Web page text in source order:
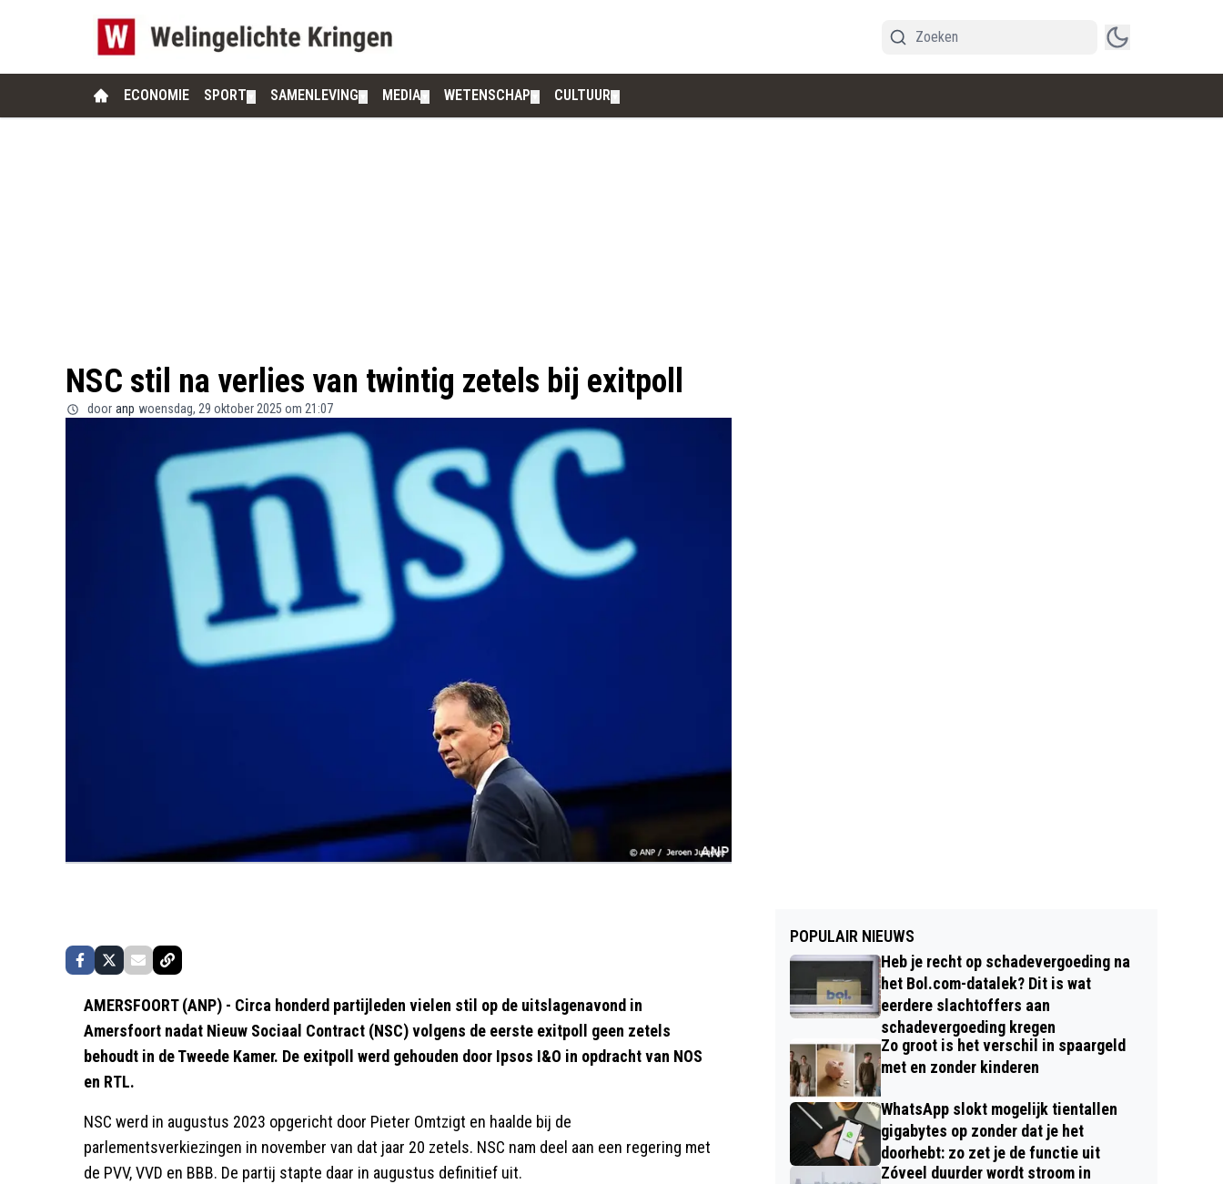
ECONOMIE SPORT SAMENLEVING MEDIA WETENSCHAP CULTUUR
NSC stil na verlies van twintig zetels bij exitpoll
door anp woensdag, 29 oktober 2025 om 21:07
AMERSFOORT (ANP) - Circa honderd partijleden vielen stil op de uitslagenavond in
Amersfoort nadat Nieuw Sociaal Contract (NSC) volgens de eerste exitpoll geen zetels
behoudt in de Tweede Kamer. De exitpoll werd gehouden door Ipsos I&O in opdracht van NOS
en RTL.
NSC werd in augustus 2023 opgericht door Pieter Omtzigt en haalde bij de
parlementsverkiezingen in november van dat jaar 20 zetels. NSC nam deel aan een regering met
de PVV, VVD en BBB. De partij stapte daar in augustus definitief uit.
POPULAIR NIEUWS
Heb je recht op schadevergoeding na
het Bol.com-datalek? Dit is wat
eerdere slachtoffers aan
schadevergoeding kregen
Zo groot is het verschil in spaargeld
met en zonder kinderen
WhatsApp slokt mogelijk tientallen
gigabytes op zonder dat je het
doorhebt: zo zet je de functie uit
Zóveel duurder wordt stroom in